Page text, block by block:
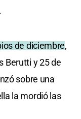
de diciembre,
Berutti y 25 de
sobre una
la mordió las